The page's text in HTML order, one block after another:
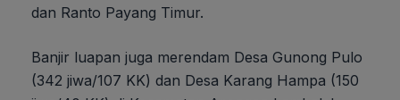
dan Ranto Payang Timur.
Banjir luapan juga merendam Desa Gunong Pulo
(342 jiwa/107 KK) dan Desa Karang Hampa (150